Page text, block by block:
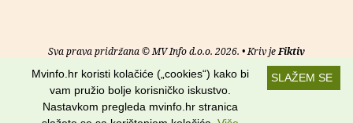
Sva prava pridržana © MV Info d.o.o. 2026. • Kriv jeFiktiv
Uvjeti korištenja RSS kanali
Potraži nas na:
SLAŽEM SE
Mvinfo.hr koristi kolačiće („cookies“) kako bi
vam pružio bolje korisničko iskustvo.
Nastavkom pregleda mvinfo.hr stranica